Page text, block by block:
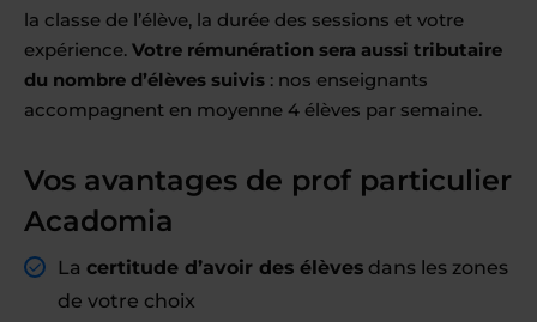
la classe de l’élève, la durée des sessions et votre
expérience. Votre rémunération sera aussi tributaire
du nombre d’élèves suivis : nos enseignants
accompagnent en moyenne 4 élèves par semaine.
Vos avantages de prof particulier
Acadomia
La certitude d’avoir des élèves dans les zones
de votre choix